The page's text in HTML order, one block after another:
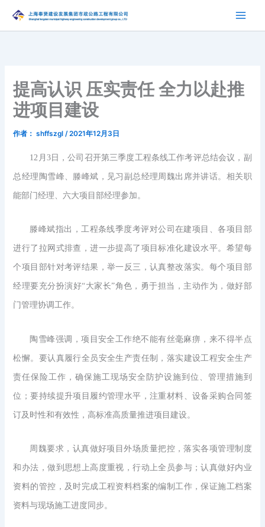
内
提高认识 压实责任 全力以赴推
进项目建设
作者： shffszgl/2021年12月3日
12月3日，公司召开第三季度工程条线工作考评总结会议，副
总经理陶雪峰、滕峰斌，见习副总经理周魏出席并讲话。相关职
能部门经理、六大项目部经理参加。
滕峰斌指出，工程条线季度考评对公司在建项目、各项目部
进行了拉网式排查，进一步提高了项目标准化建设水平。希望每
个项目部针对考评结果，举一反三，认真整改落实。每个项目部
经理要充分扮演好“大家长”角色，勇于担当，主动作为，做好部
门管理协调工作。
陶雪峰强调，项目安全工作绝不能有丝毫麻痹，来不得半点
松懈。要认真履行全员安全生产责任制，落实建设工程安全生产
责任保险工作，确保施工现场安全防护设施到位、管理措施到
位；要持续提升项目履约管理水平，注重材料、设备采购合同签
订及时性和有效性，高标准高质量推进项目建设。
周魏要求，认真做好项目外场质量把控，落实各项管理制度
和办法，做到思想上高度重视，行动上全员参与；认真做好内业
资料的管控，及时完成工程资料档案的编制工作，保证施工档案
资料与现场施工进度同步。